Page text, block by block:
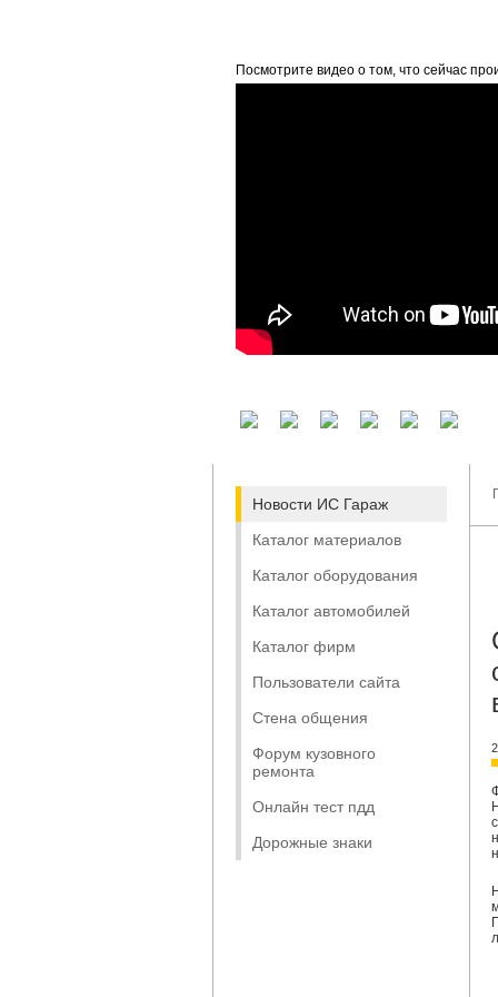
Посмотрите видео о том, что сейчас
Новости ИС Гараж
Каталог материалов
Каталог оборудования
Каталог автомобилей
Каталог фирм
Пользователи сайта
Стена общения
Форум кузовного
ремонта
Онлайн тест пдд
Дорожные знаки